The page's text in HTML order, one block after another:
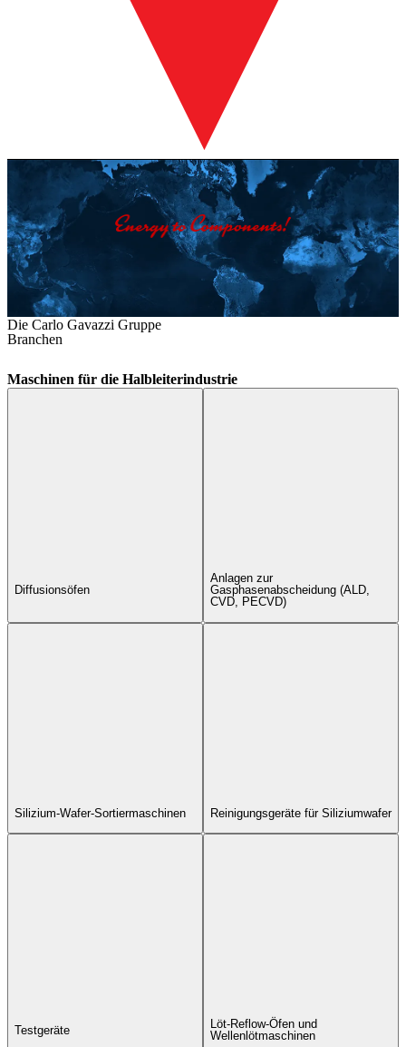
Die Carlo Gavazzi Gruppe
Branchen
Maschinen für die Halbleiterindustrie
Diffusionsöfen
Anlagen zur
Gasphasenabscheidung (ALD,
CVD, PECVD)
Silizium-Wafer-Sortiermaschinen Reinigungsgeräte für Siliziumwafer
Testgeräte
Löt-Reflow-Öfen und
Wellenlötmaschinen